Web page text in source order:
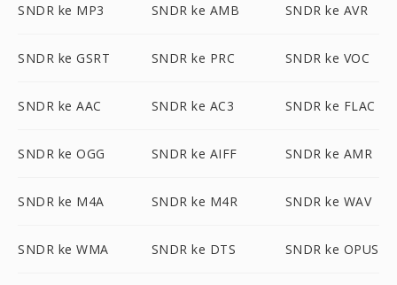
SNDR ke MP3 SNDR ke AMB SNDR ke AVR
SNDR ke GSRT SNDR ke PRC SNDR ke VOC
SNDR ke AAC SNDR ke AC3 SNDR ke FLAC
SNDR ke OGG SNDR ke AIFF SNDR ke AMR
SNDR ke M4A SNDR ke M4R SNDR ke WAV
SNDR ke WMA SNDR ke DTS SNDR ke OPUS